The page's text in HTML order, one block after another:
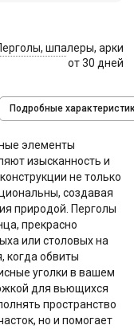
шпалеры, арки
от 30 дней
Подробные
элементы
изысканность и
не только
создавая
природой. Перголы
прекрасно
или столовых на
когда обвиты
уголки в вашем
для вьющихся
пространство
но и помогает